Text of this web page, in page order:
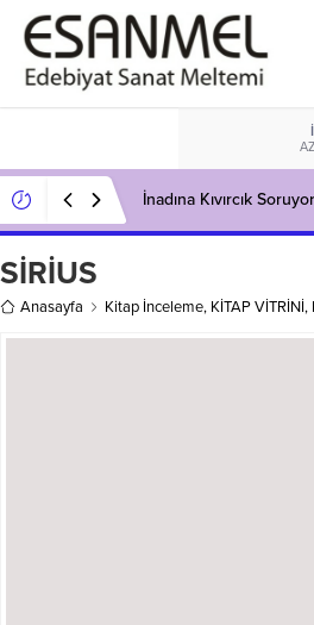
İnadına Kıvırcık
SİRİUS
Anasayfa Kitap İnceleme, KİTAP VİTRİNİ,